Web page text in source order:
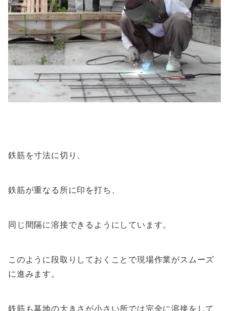
鉄筋を寸法に切り、
鉄筋が重なる所に印を打ち、
同じ間隔に溶接できるようにしています。
このように段取りしておくことで現場作業がスムーズ
に進みます。
鉄筋も墓地の大きさが小さい所では完全に溶接をして